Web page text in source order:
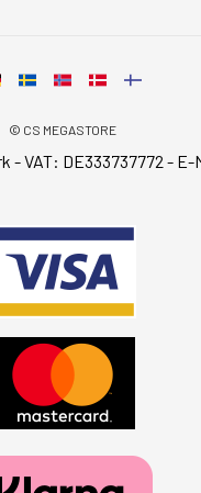
© CS MEGASTORE
- VAT: DE333737772 - E-